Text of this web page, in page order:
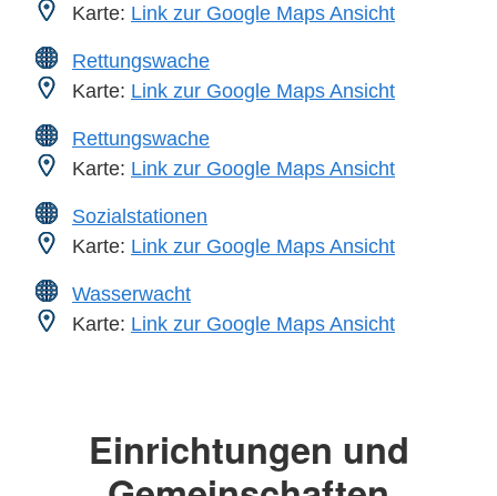
Karte: Link zur Google Maps Ansicht
Rettungswache
Karte: Link zur Google Maps Ansicht
Rettungswache
Karte: Link zur Google Maps Ansicht
Sozialstationen
Karte: Link zur Google Maps Ansicht
Wasserwacht
Karte: Link zur Google Maps Ansicht
Einrichtungen und